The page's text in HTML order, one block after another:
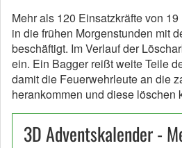
Mehr als 120 Einsatzkräfte von
in die frühen Morgenstunden mit
beschäftigt. Im Verlauf der
ein. Ein Bagger reißt weite Teile
damit die Feuerwehrleute an die
herankommen und diese löschen
3D Adventskalender -